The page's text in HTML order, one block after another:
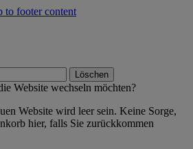
to footer content
Löschen
Website wechseln möchten?
Website wird leer sein. Keine Sorge,
hier, falls Sie zurückkommen